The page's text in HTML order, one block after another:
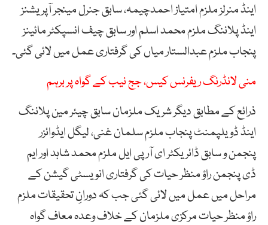
اینڈ منرلز ملزم امتیاز احمدچیمہ، سابق جنرل مینجر آپریشنز
اینڈ پلاننگ ملزم محمد اسلم اور سابق چیف انسپکٹر مائینز
پنجاب ملزم عبدالستار میاں کی گرفتاری عمل میں لائی گئی۔
منی لانڈرنگ ریفرنس کیس، جج نیب کے گواہ پر برہم
ذرائع کے مطابق دیگر شریک ملزمان سابق چیئر مین پلاننگ
اینڈ ڈویلپمنٹ پنجاب ملزم سلمان غنی، لیگل ایڈوائزر
پنجمن و سابق ڈائریکٹر ای آر پی ایل ملزم محمد شاہد اور ایم
ڈی پنجمن راؤ منظر حیات کی گرفتاری انویسٹی گیشن کے
مراحل میں عمل میں لائی گئی جب کہ دورانِ تحقیقات ملزم
راؤ منظر حیات مرکزی ملزمان کے خلاف وعدہ معاف گواہ